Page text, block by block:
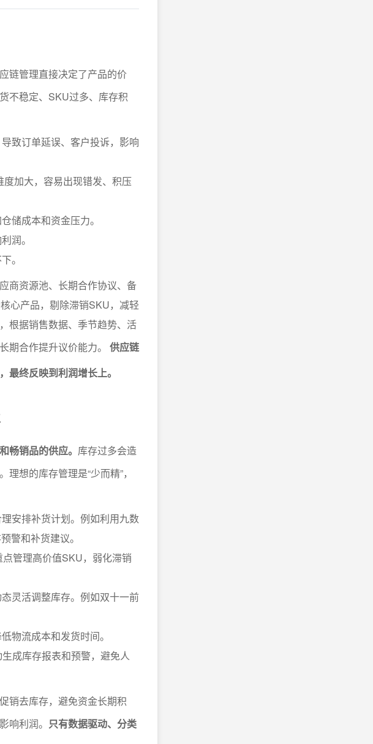
链管理直接决定了产品的价
不稳定、SKU过多、库存积
致订单延误、客户投诉，影响
加大，容易出现错发、积压
储成本和资金压力。
润。
。
商资源池、长期合作协议、备
心产品，剔除滞销SKU，减轻
根据销售数据、季节趋势、活
期合作提升议价能力。 供应链
终反映到利润增长上。
畅销品的供应。 库存过多会造
想的库存管理是“少而精”，
安排补货计划。例如利用九数
警和补货建议。
管理高价值SKU，弱化滞销
灵活调整库存。例如双十一前
物流成本和发货时间。
成库存报表和预警，避免人
销去库存，避免资金长期积
响利润。 只有数据驱动、分类